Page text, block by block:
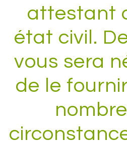
attestant
état civil.
vous sera
de le